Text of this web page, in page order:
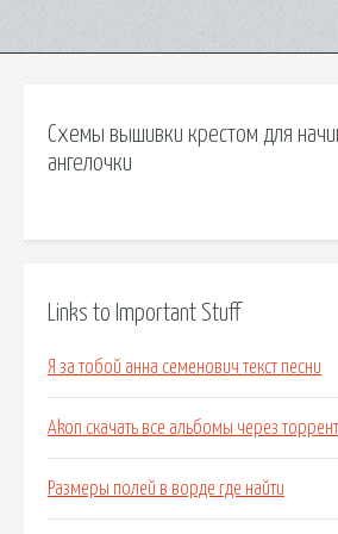
Схемы вышивки крестом для
ангелочки
Links to Important Stuff
Я за тобой анна семенович текст песни
Akon скачать все альбомы через торрент
Размеры полей в ворде где найти